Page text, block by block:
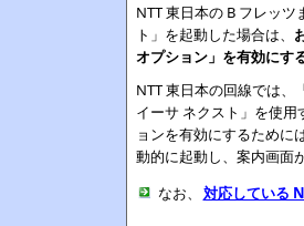
NTT 東日本の B フレッ
ト」を起動した場合は、
オプション」を有効にす
NTT 東日本の回線では
イーサ ネクスト」を使
ョンを有効にするために
動的に起動し、案内画面
なお、
対応している